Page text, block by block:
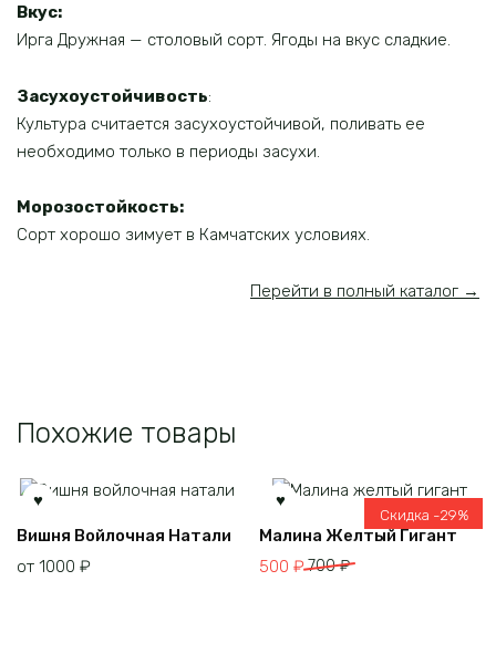
Вкус:
Ирга Дружная — столовый сорт. Ягоды на вкус сладкие.
Засухоустойчивость:
Культура считается засухоустойчивой, поливать ее
необходимо только в периоды засухи.
Морозостойкость:
Сорт хорошо зимует в Камчатских условиях.
Перейти в полный каталог →
Похожие товары
Вишня Войлочная Натали
от 1000 ₽
Скидка -29%
Малина Желтый Гигант
700₽
Первоначальная
500 ₽
Текущая